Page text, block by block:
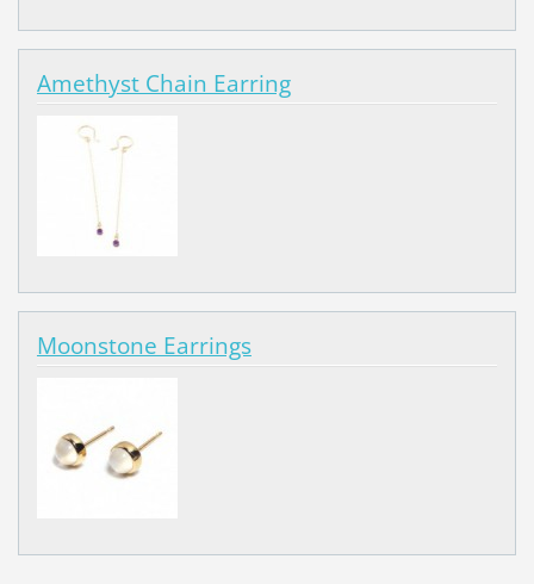
Amethyst Chain Earring
Moonstone Earrings